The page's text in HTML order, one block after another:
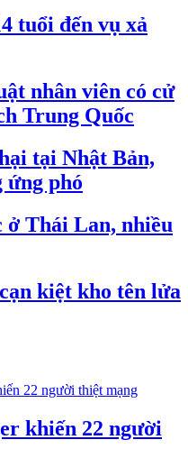
tuổi đến vụ xả
nhân viên có cử
Trung Quốc
tại Nhật Bản,
ứng phó
ở Thái Lan, nhiều
kiệt kho tên lửa
khiến 22 người